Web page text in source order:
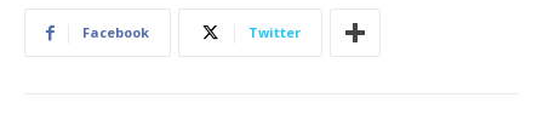
Facebook Twitter